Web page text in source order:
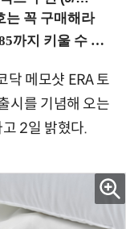
닥 메모샷 ERA 토
시를 기념해 오는
2일 밝혔다.